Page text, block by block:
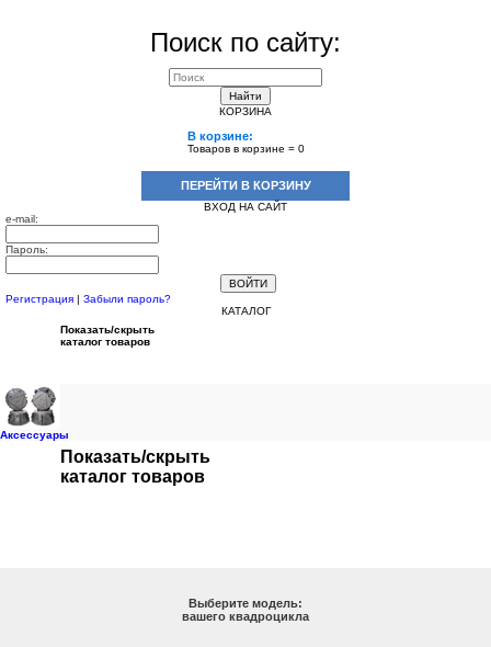
Поиск по сайту:
Найти
КОРЗИНА
В корзине:
Товаров в корзине = 0
ПЕРЕЙТИ В КОРЗИНУ
ВХОД НА САЙТ
e-mail:
Пароль:
Регистрация
Забыли пароль?
КАТАЛОГ
Показать/скрыть
каталог товаров
Аксессуары
Показать/скрыть
каталог товаров
Выберите модель:
вашего квадроцикла